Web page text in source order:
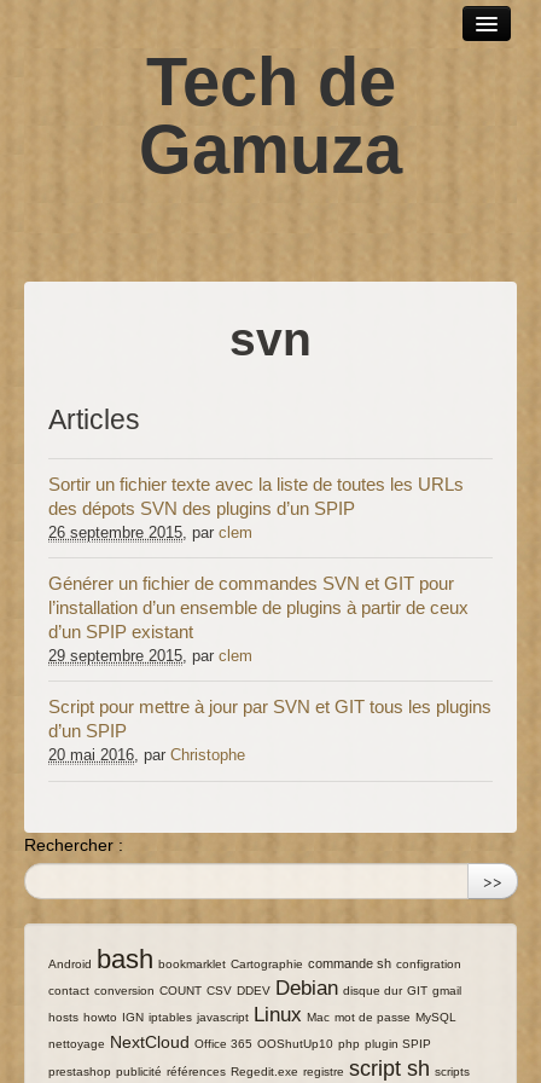
Tech de
Gamuza
Outils et logiciels
Scripts sh
SPIP
svn
Articles
Sortir un fichier texte avec la liste de toutes les URLs
des dépots SVN des plugins d’un SPIP
26 septembre 2015 , par clem
Générer un fichier de commandes SVN et GIT pour
l’installation d’un ensemble de plugins à partir de ceux
d’un SPIP existant
29 septembre 2015 , par clem
Script pour mettre à jour par SVN et GIT tous les plugins
d’un SPIP
20 mai 2016 , par Christophe
Rechercher :
>>
6/141
Android
141/141bash
19/141 bookmarklet
6/141 Cartographie
41/141 commande sh
8/141 configration
7/141
contact
7/141 conversion
4/141 COUNT
7/141 CSV
8/141 DDEV
97/141 Debian
4/141 disque dur
7/141 GIT
7/141 gmail
4/141
hosts
8/141howto
6/141 IGN
4/141 iptables
19/141 javascript
99/141 Linux
20/141 Mac
8/141 mot de passe
19/141 MySQL
4/141
nettoyage
68/141 NextCloud
7/141 Office 365
4/141 OOShutUp10
4/141 php
16/141 plugin SPIP
8/141
prestashop
4/141 publicité
21/141 références
4/141 Regedit.exe
4/141 registre
107/141 script sh
7/141 scripts
4/141